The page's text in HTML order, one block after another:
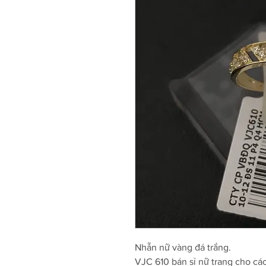
Nhẫn nữ vàng đá trắng.
VJC 610 bán sỉ nữ trang cho